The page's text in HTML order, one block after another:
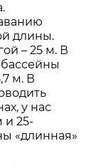
длины.
– 25 м. В
м. В
у нас
и 25-
«длинная»